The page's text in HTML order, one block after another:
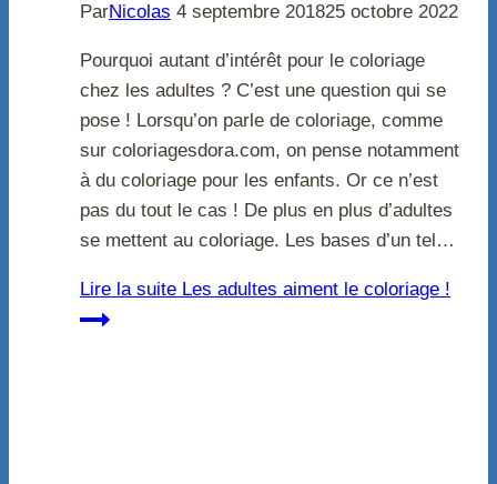
ParNicolas 4 septembre 201825 octobre 2022
Pourquoi autant d’intérêt pour le coloriage
chez les adultes ? C’est une question qui se
pose ! Lorsqu’on parle de coloriage, comme
sur coloriagesdora.com, on pense notamment
à du coloriage pour les enfants. Or ce n’est
pas du tout le cas ! De plus en plus d’adultes
se mettent au coloriage. Les bases d’un tel…
Lire la suite Les adultes aiment le coloriage !